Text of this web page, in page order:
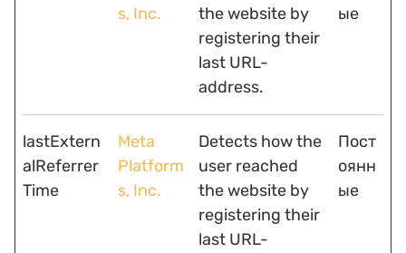
s, Inc.
the website by
registering their
last URL-
address.
ые
lastExtern
alReferrer
Time
Meta
Platform
s, Inc.
Detects how the
user reached
the website by
registering their
last URL-
Пост
оянн
ые